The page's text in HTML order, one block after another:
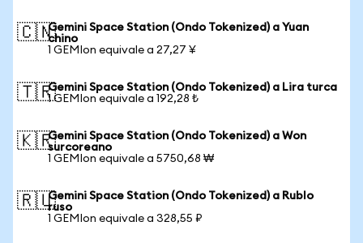
🇨🇳Gemini Space Station (Ondo Tokenized) a Yuan
chino
1 GEMIon equivale a 27,27 ¥
🇹🇷Gemini Space Station (Ondo Tokenized) a Lira turca
1 GEMIon equivale a 192,28 ₺
🇰🇷Gemini Space Station (Ondo Tokenized) a Won
surcoreano
1 GEMIon equivale a 5750,68 ₩
🇷🇺Gemini Space Station (Ondo Tokenized) a Rublo
ruso
1 GEMIon equivale a 328,55 ₽